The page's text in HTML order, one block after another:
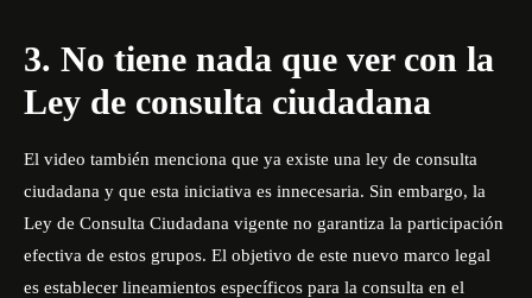
3. No tiene nada que ver con la
Ley de consulta ciudadana
El video también menciona que ya existe una ley de consulta
ciudadana y que esta iniciativa es innecesaria. Sin embargo, la
Ley de Consulta Ciudadana vigente no garantiza la participación
efectiva de estos grupos. El objetivo de este nuevo marco legal
es establecer lineamientos específicos para la consulta en el